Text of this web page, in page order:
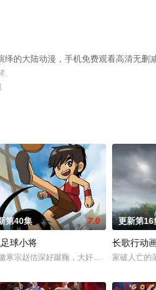
的大陆动漫，手机免费观看高清无删
看上去是个理发师，其实背地里却做
成钢的怒骂，同学间的支持与帮助，情窦
第40集 7.0
球小将
寒宗赵佶深好蹴鞠，大奸臣高俅凭出色球
更新第16
长歌行动
家破人亡的